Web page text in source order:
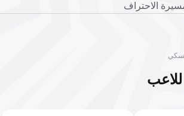
الاحتراف
للاعب